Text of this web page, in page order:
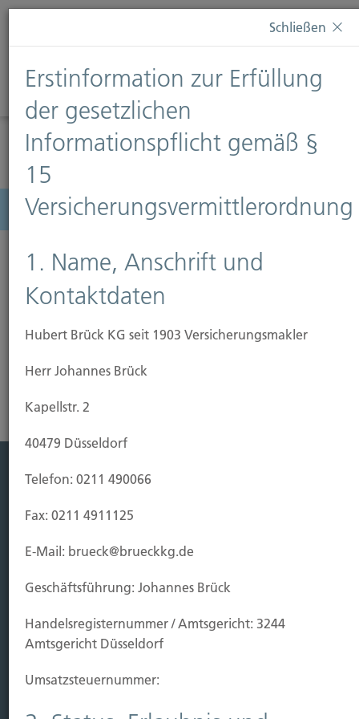
Diese Webseite verwendet Cookies. Wenn Sie weiterhin
Informationen finden Sie auf unserer SeiteDatenschutz
Diese Nachricht nicht erneut anzeigen
Menü
Leben
Vorsorgen
Kauf Grundstück
Baubeginn
Schaden
Schließen
Erstinformation zur Erfüllung
der gesetzlichen
Informationspflicht gemäß §
15
Versicherungsvermittlerordnung
1. Name, Anschrift und
Kontaktdaten
Hubert Brück KG seit 1903 Versicherungsmakler
Herr Johannes Brück
Kapellstr. 2
40479 Düsseldorf
Telefon: 0211 490066
Fax: 0211 4911125
E-Mail: brueck@brueckkg.de
Geschäftsführung: Johannes Brück
Handels­registernummer / Amtsgericht: 3244
Amtsgericht Düsseldorf
Umsatzsteuer­nummer: